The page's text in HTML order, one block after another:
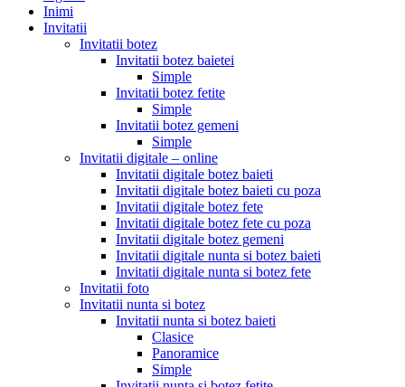
Inimi
Invitatii
Invitatii botez
Invitatii botez baietei
Simple
Invitatii botez fetite
Simple
Invitatii botez gemeni
Simple
Invitatii digitale – online
Invitatii digitale botez baieti
Invitatii digitale botez baieti cu poza
Invitatii digitale botez fete
Invitatii digitale botez fete cu poza
Invitatii digitale botez gemeni
Invitatii digitale nunta si botez baieti
Invitatii digitale nunta si botez fete
Invitatii foto
Invitatii nunta si botez
Invitatii nunta si botez baieti
Clasice
Panoramice
Simple